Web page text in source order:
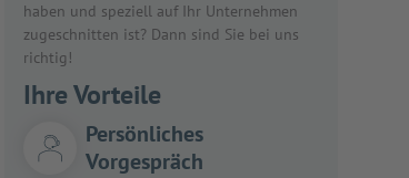
haben und speziell auf Ihr Unternehmen
zugeschnitten ist? Dann sind Sie bei uns
richtig!
Ihre Vorteile
Persönliches
Vorgespräch